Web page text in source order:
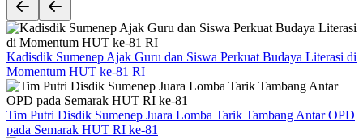
Kadisdik Sumenep Ajak Guru dan Siswa Perkuat Budaya Literasi di
Momentum HUT ke-81 RI
Tim Putri Disdik Sumenep Juara Lomba Tarik Tambang Antar OPD
pada Semarak HUT RI ke-81